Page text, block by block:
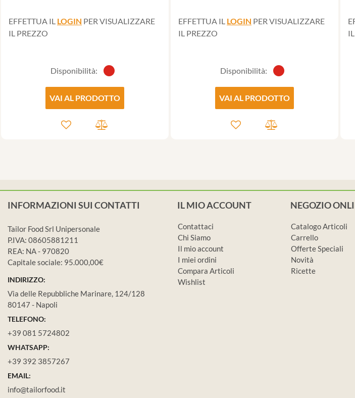
EFFETTUA IL LOGIN PER VISUALIZZARE
IL PREZZO
Disponibilità:
VAI AL PRODOTTO
EFFETTUA IL LOGIN PER VISUALIZZARE
IL PREZZO
Disponibilità:
VAI AL PRODOTTO
INFORMAZIONI SUI CONTATTI
Tailor Food Srl Unipersonale
P.IVA: 08605881211
REA: NA - 970820
Capitale sociale: 95.000,00€
INDIRIZZO:
Via delle Repubbliche Marinare, 124/128
80147 - Napoli
TELEFONO:
+39 081 5724802
WHATSAPP:
+39 392 3857267
EMAIL:
info@tailorfood.it
IL MIO ACCOUNT
Contattaci
Chi Siamo
Il mio account
I miei ordini
Compara Articoli
Wishlist
NEGOZIO
Catalogo Articoli
Carrello
Offerte Speciali
Novità
Ricette